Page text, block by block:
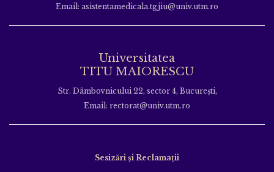
Email: asistentamedicala.tgjiu@univ.utm.ro
Universitatea
TITU MAIORESCU
Str. Dâmbovnicului 22, sector 4, București,
Email: rectorat@univ.utm.ro
Sesizări și Reclamații